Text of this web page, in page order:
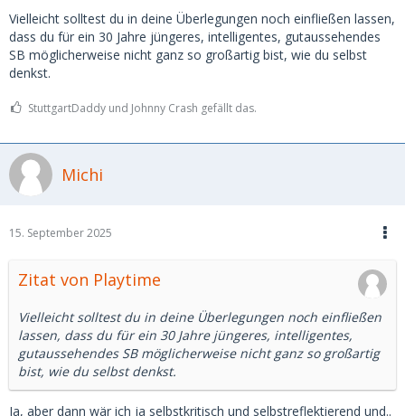
Da ist etwas schon lang in meinem Kopf, das sich nur
schwer ausformulieren lässt.
Vielleich gelingt es ja gemeinsam, mit eurer Hilfe ?
Sugar"daddies"überhaupt für Zeit die mit uns verbracht
Mein primäres Denken ein "Sugardaddy" zu sein, fußt
eigentlich komplett woanders.
zu wachsen und ihren Weg im Leben zu machen.
Dabei begleite ich sie ein Stück und ihr "Teil des
durchaus auch emotional und
nicht nur rein sexuell auf mich einzulassen.
Wir teilen uns eine Welt, für eine Weile.
Nicht weil ich sie "pro Stunde für den Luxus ihrer
Vielleicht solltest du in deine Überlegungen noch einfließen lassen,
dass du für ein 30 Jahre jüngeres, intelligentes, gutaussehendes
SB möglicherweise nicht ganz so großartig bist, wie du selbst
denkst.
StuttgartDaddy und Johnny Crash gefällt das.
Michi
15. September 2025
Zitat von Playtime
Vielleicht solltest du in deine Überlegungen noch einfließen
lassen, dass du für ein 30 Jahre jüngeres, intelligentes,
gutaussehendes SB möglicherweise nicht ganz so großartig
bist, wie du selbst denkst.
Ja, aber dann wär ich ja selbstkritisch und selbstreflektierend und..